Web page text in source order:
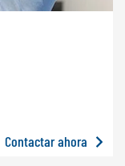
Contactar ahora